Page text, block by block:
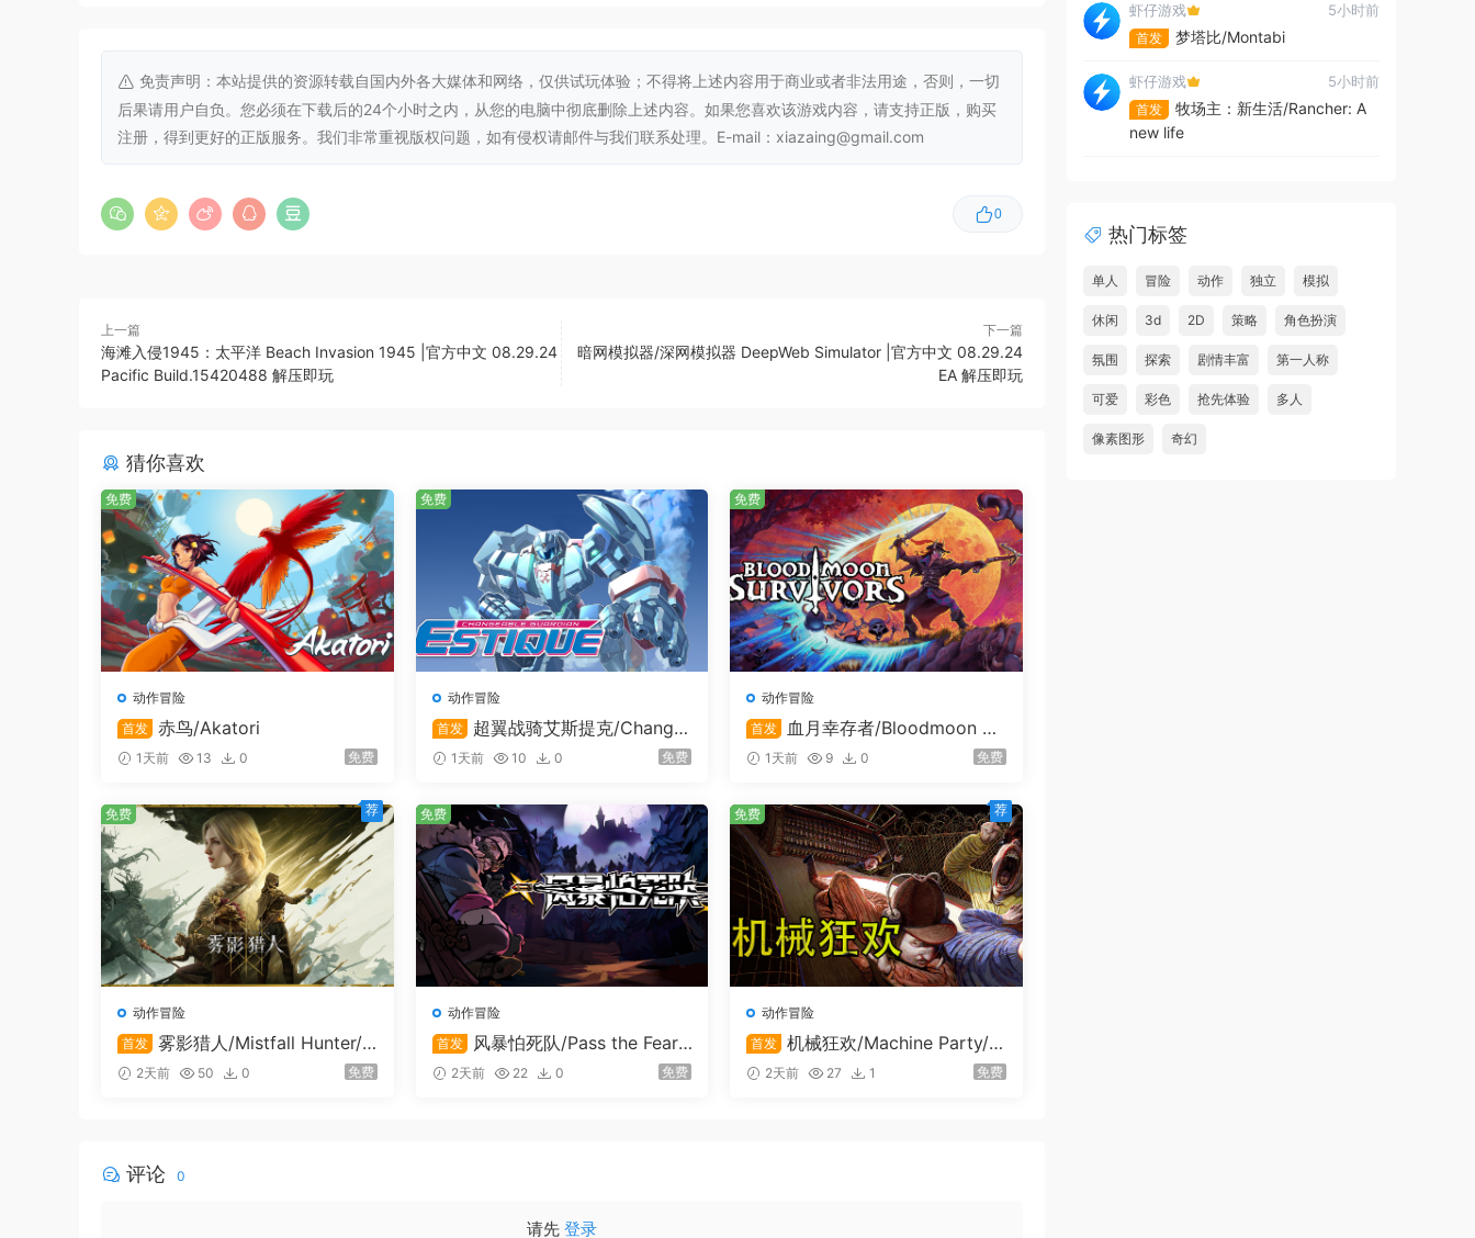
免责声明：本站提供的资源转载自国内外各大媒体和网络，仅供试玩体验；不得将上述内容用于商业或者非法用途，否则，一切
后果请用户自负。您必须在下载后的24个小时之内，从您的电脑中彻底删除上述内容。如果您喜欢该游戏内容，请支持正版，购买
注册，得到更好的正版服务。我们非常重视版权问题，如有侵权请邮件与我们联系处理。E-mail：xiazaing@gmail.com
0
上一篇
海滩入侵1945：太平洋 Beach Invasion 1945 |官方中文 08.29.24
Pacific Build.15420488 解压即玩
下一篇
暗网模拟器/深网模拟器 DeepWeb Simulator |官方中文 08.29.24
EA 解压即玩
猜你喜欢
动作冒险
首发 赤鸟/Akatori
1天前 13 0 免费
免费
动作冒险
首发
超翼战骑艾斯提克/Change
able Guardian ESTIQUE
1天前 10 0 免费
免费
动作冒险
首发
血月幸存者/Bloodmoon Su
rvivors
1天前 9 0 免费
免费
动作冒险
首发 雾影猎人/Mistfall Hunter/
支持在线联机
2天前 50 0 免费
免费 荐
动作冒险
首发
风暴怕死队/Pass the Fear/
支持在线联机
2天前 22 0 免费
免费
动作冒险
首发
机械狂欢/Machine Party/
支持在线联机
2天前 27 1 免费
免费 荐
评论 0
请先 登录
虾仔游戏 5小时前
首发 梦塔比/Montabi
虾仔游戏 5小时前
首发
牧场主：新生活/Rancher: A
new life
虾仔游戏
首发 故事编织者/Talespinner
虾仔游戏 5小时前
Turret Simulator
首发 巨型金岩/Big Golden Rock
热门标签
单人 冒险 动作 独立 模拟
休闲 3d 2D 策略 角色扮演
氛围 探索 剧情丰富 第一人称
可爱 彩色 抢先体验 多人
像素图形 奇幻